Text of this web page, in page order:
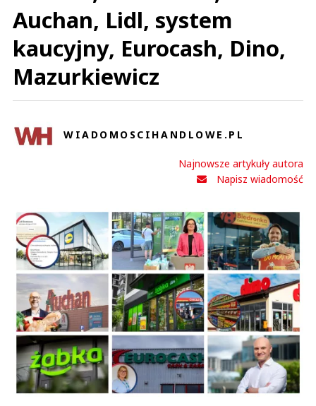
Auchan, Lidl, system
kaucyjny, Eurocash, Dino,
Mazurkiewicz
WIADOMOSCIHANDLOWE.PL
Najnowsze artykuły autora
Napisz wiadomość